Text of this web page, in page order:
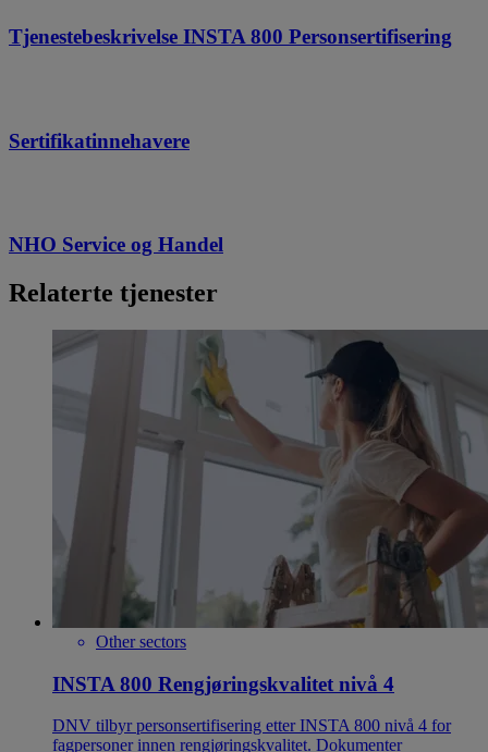
Tjenestebeskrivelse INSTA 800 Personsertifisering
Sertifikatinnehavere
NHO Service og Handel
Relaterte tjenester
Other sectors
INSTA 800 Rengjøringskvalitet nivå 4
DNV tilbyr personsertifisering etter INSTA 800 nivå 4 for
fagpersoner innen rengjøringskvalitet. Dokumenter